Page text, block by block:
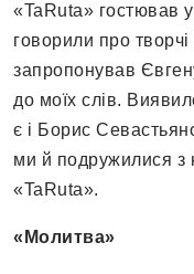
«TaRuta» гостював у
говорили про
запропонував
до моїх слів.
є і Борис
ми й подружилися з
«TaRutа».
«Молитва»